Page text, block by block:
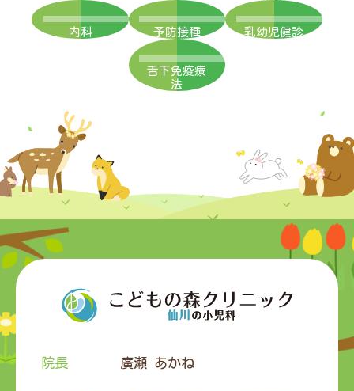
内科 予防接種 乳幼児健診
舌下免疫療
法
院長 廣瀬 あかね